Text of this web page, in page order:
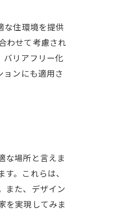
な住環境を提供
わせて考慮され
バリアフリー化
ョンにも適用さ
な場所と言えま
。これらは、
また、デザイン
を実現してみま